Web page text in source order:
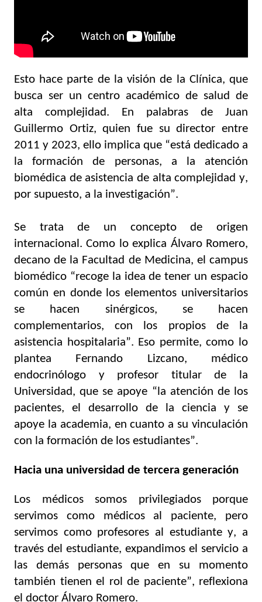
Esto hace parte de la visión de la Clínica, que
busca ser un centro académico de salud de
alta complejidad. En palabras de Juan
Guillermo Ortiz, quien fue su director entre
2011 y 2023, ello implica que “está dedicado a
la formación de personas, a la atención
biomédica de asistencia de alta complejidad y,
por supuesto, a la investigación”.
Se trata de un concepto de origen
internacional. Como lo explica Álvaro Romero,
decano de la Facultad de Medicina, el campus
biomédico “recoge la idea de tener un espacio
común en donde los elementos universitarios
se hacen sinérgicos, se hacen
complementarios, con los propios de la
asistencia hospitalaria”. Eso permite, como lo
plantea Fernando Lizcano, médico
endocrinólogo y profesor titular de la
Universidad, que se apoye “la atención de los
pacientes, el desarrollo de la ciencia y se
apoye la academia, en cuanto a su vinculación
con la formación de los estudiantes”.
Hacia una universidad de tercera generación
Los médicos somos privilegiados porque
servimos como médicos al paciente, pero
servimos como profesores al estudiante y, a
través del estudiante, expandimos el servicio a
las demás personas que en su momento
también tienen el rol de paciente”, reflexiona
el doctor Álvaro Romero.